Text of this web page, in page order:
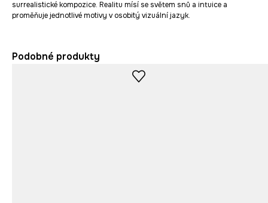
surrealistické kompozice. Realitu mísí se světem snů a intuice a
proměňuje jednotlivé motivy v osobitý vizuální jazyk.
Podobné produkty